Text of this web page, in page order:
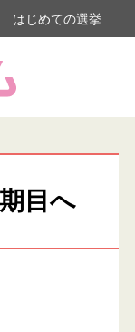
はじめての選挙
目へ